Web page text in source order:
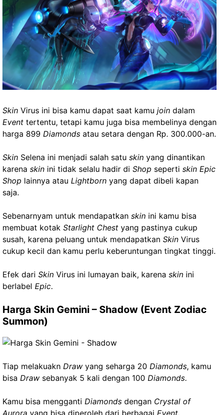
Skin Virus ini bisa kamu dapat saat kamu join dalam
Event tertentu, tetapi kamu juga bisa membelinya dengan
harga 899 Diamonds atau setara dengan Rp. 300.000-an.
Skin Selena ini menjadi salah satu skin yang dinantikan
karena skin ini tidak selalu hadir di Shop seperti skin Epic
Shop lainnya atau Lightborn yang dapat dibeli kapan
saja.
Sebenarnyam untuk mendapatkan skin ini kamu bisa
membuat kotak Starlight Chest yang pastinya cukup
susah, karena peluang untuk mendapatkan Skin Virus
cukup kecil dan kamu perlu keberuntungan tingkat tinggi.
Efek dari Skin Virus ini lumayan baik, karena skin ini
berlabel Epic.
Harga Skin Gemini – Shadow (Event Zodiac
Summon)
Tiap melakuakn Draw yang seharga 20 Diamonds, kamu
bisa Draw sebanyak 5 kali dengan 100 Diamonds.
Kamu bisa mengganti Diamonds dengan Crystal of